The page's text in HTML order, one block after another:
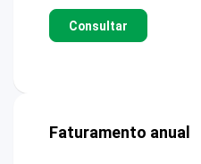
Consultar
Faturamento anual